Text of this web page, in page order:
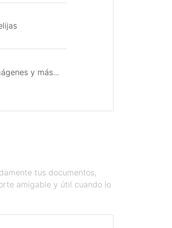
y más...
tus documentos,
amigable y útil cuando lo